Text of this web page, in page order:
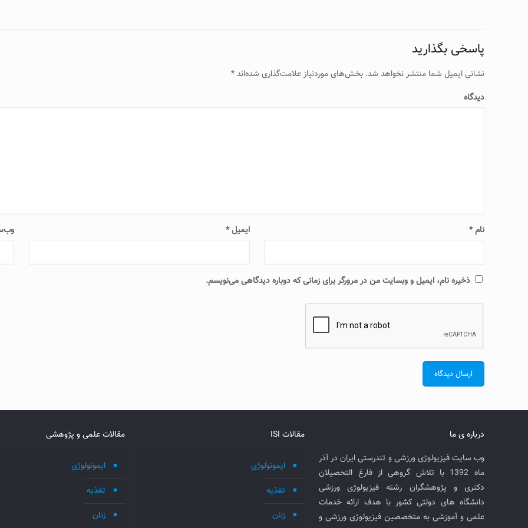
پاسخی بگذارید
نشانی ایمیل شما منتشر نخواهد شد. بخش‌های موردنیاز علامت‌گذاری شده‌اند*
دیدگاه
نام* ایمیل*
ذخیره نام، ایمیل و وبسایت من در مرورگر برای زمانی که دوباره دیدگاهی می‌نویسم.
درباره ی ما
وب سایت فیزیولوژی ورزشی و تندرستی ایران در آذر
ماه 1392 با تلاش گروهی از فارغ التحصیلان
دکتری و پژوهشگران رشته فیزیولوژی ورزشی
دانشگاه های دولتی کشور با هدف ارائه خدمات
علمی و آموزشی به متخصصین فیزیولوژی ورزشی و
مقالات ISI
ایمونولوژی
تغذیه
زنان
مقالات علمی و پژوهشی
ایمونولوژی
تغذیه
زنان